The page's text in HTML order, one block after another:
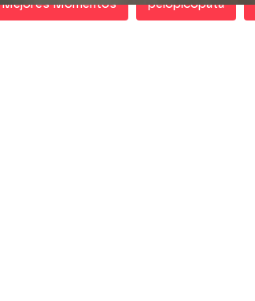
Mejores Momentos pelopicopata